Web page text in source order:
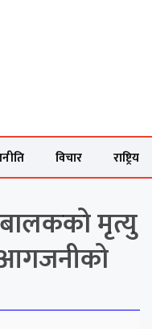
विचार राष्ट्रिय
मृत्यु